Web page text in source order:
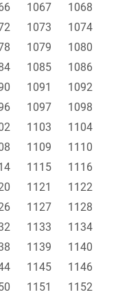
1067
1068
1073
1074
1079
1080
1085
1086
1091
1092
1097
1098
1103
1104
1109
1110
1115
1116
1121
1122
1127
1128
1133
1134
1139
1140
1145
1146
1151 1152